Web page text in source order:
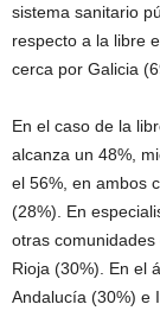
sistema sanitario
respecto a la libre
cerca por Galicia
En el caso de la
alcanza un 48%,
el 56%, en ambos
(28%). En
otras
Rioja (30%). En el
Andalucía (30%) e